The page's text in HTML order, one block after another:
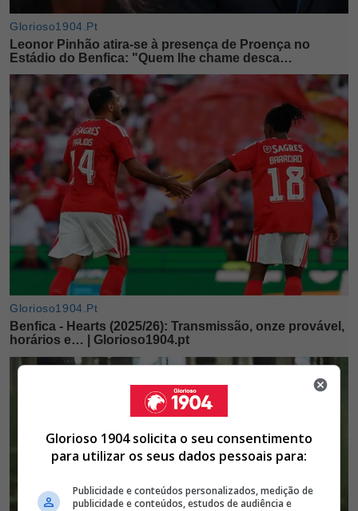
Glorioso 1904 solicita o seu consentimento
para utilizar os seus dados pessoais para:
Publicidade e conteúdos personalizados, medição de
publicidade e conteúdos, estudos de audiência e